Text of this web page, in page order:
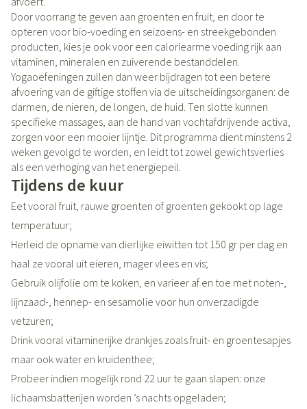
Door voorrang te geven aan groenten en fruit, en door te
opteren voor bio-voeding en seizoens- en streekgebonden
producten, kies je ook voor een caloriearme voeding rijk aan
vitaminen, mineralen en zuiverende bestanddelen.
Yogaoefeningen zullen dan weer bijdragen tot een betere
afvoering van de giftige stoffen via de uitscheidingsorganen: de
darmen, de nieren, de longen, de huid. Ten slotte kunnen
specifieke massages, aan de hand van vochtafdrijvende activa,
zorgen voor een mooier lijntje. Dit programma dient minstens 2
weken gevolgd te worden, en leidt tot zowel gewichtsverlies
als een verhoging van het energiepeil.
Tijdens de kuur
Eet vooral fruit, rauwe groenten of groenten gekookt op lage
temperatuur;
Herleid de opname van dierlijke eiwitten tot 150 gr per dag en
haal ze vooral uit eieren, mager vlees en vis;
Gebruik olijfolie om te koken, en varieer af en toe met noten-,
lijnzaad-, hennep- en sesamolie voor hun onverzadigde
vetzuren;
Drink vooral vitaminerijke drankjes zoals fruit- en groentesapjes
maar ook water en kruidenthee;
Probeer indien mogelijk rond 22 uur te gaan slapen: onze
lichaamsbatterijen worden ’s nachts opgeladen;